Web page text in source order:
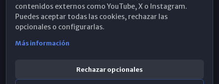
WhatsApp
contenidos externos como YouTube, X o Instagram.
Puedes aceptar todas las cookies, rechazar las
opcionales o configurarlas.
Más información
Rechazar opcionales